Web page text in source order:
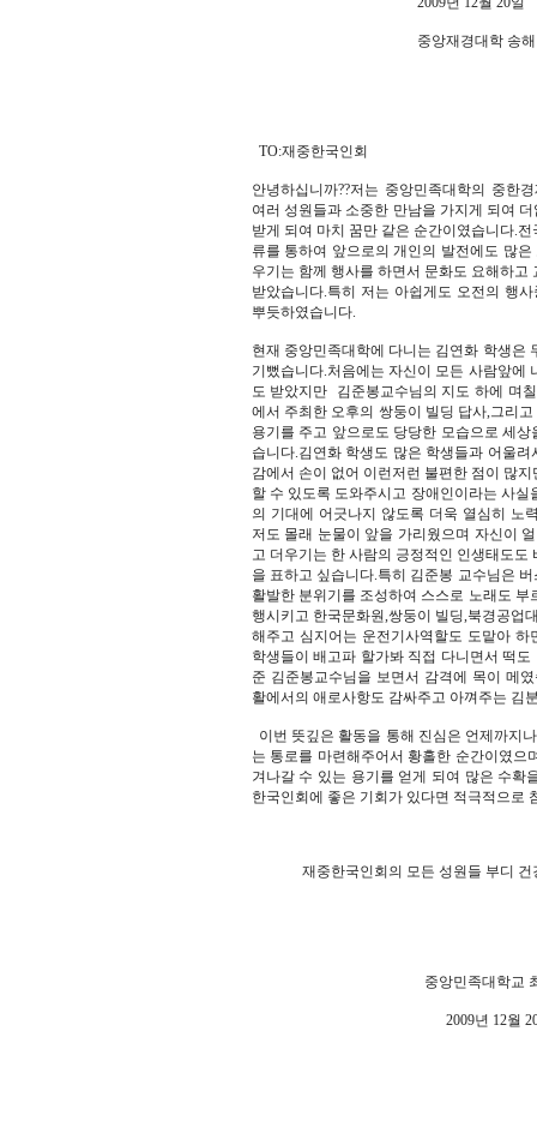
중앙재경대학 송해
TO:재중한국인회
안녕하십니까??저는 중앙민족대학의 중한
여러 성원들과 소중한 만남을 가지게 되여
받게 되여 마치 꿈만 같은 순간이였습니다.
류를 통하여 앞으로의 개인의 발전에도 많
우기는 함께 행사를 하면서 문화도 요해하
받았습니다.특히 저는 아쉽게도 오전의 행
뿌듯하였습니다.
현재 중앙민족대학에 다니는 김연화 학생은
기뻤습니다.처음에는 자신이 모든 사람앞에
도 받았지만 김준봉교수님의 지도 하에 며
에서 주최한 오후의 쌍둥이 빌딩 답사,그리
용기를 주고 앞으로도 당당한 모습으로 세
습니다.김연화 학생도 많은 학생들과 어울
감에서 손이 없어 이런저런 불편한 점이 많
할 수 있도록 도와주시고 장애인이라는 사
의 기대에 어긋나지 않도록 더욱 열심히 노
저도 몰래 눈물이 앞을 가리웠으며 자신이
고 더우기는 한 사람의 긍정적인 인생태도
을 표하고 싶습니다.특히 김준봉 교수님은
활발한 분위기를 조성하여 스스로 노래도
행시키고 한국문화원,쌍둥이 빌딩,북경공업
해주고 심지어는 운전기사역할도 도맡아
학생들이 배고파 할가봐 직접 다니면서 떡
준 김준봉교수님을 보면서 감격에 목이 메
활에서의 애로사항도 감싸주고 아껴주는 김
이번 뜻깊은 활동을 통해 진심은 언제까지
는 통로를 마련해주어서 황홀한 순간이였
겨나갈 수 있는 용기를 얻게 되여 많은 수확
한국인회에 좋은 기회가 있다면 적극적으로
재중한국인회의 모든 성원들 부디 건
중앙민족대학교 최혜
2009년 12월 20